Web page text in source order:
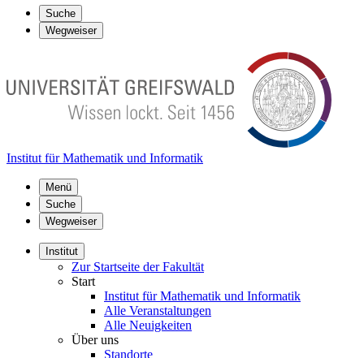
Suche
Wegweiser
Institut für Mathematik und Informatik
Menü
Suche
Wegweiser
Institut
Zur Startseite der Fakultät
Start
Institut für Mathematik und Informatik
Alle Veranstaltungen
Alle Neuigkeiten
Über uns
Standorte